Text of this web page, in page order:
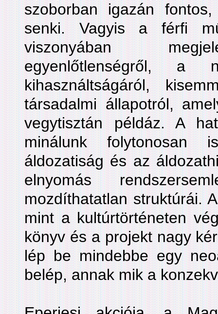
szoborban igazán
senki. Vagyis a férfi
viszonyában
egyenlőtlenségről, a
kihasználtságáról,
társadalmi állapotról,
vegytisztán példáz. A
minálunk folytonosan
áldozatiság és az
elnyomás
mozdíthatatlan struktúrái.
mint a kultúrtörténeten
könyv és a projekt nagy
lép be mindebbe egy
belép, annak mik a